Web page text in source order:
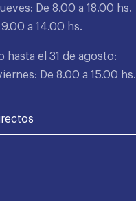
De 8.00 a 18.00 hs.
a 14.00 hs.
hasta el 31 de agosto:
De 8.00 a 15.00 hs.